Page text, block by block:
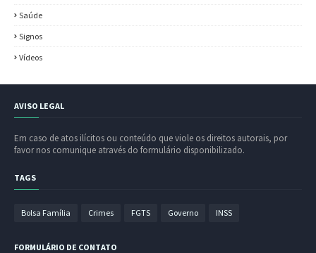
Saúde
Signos
Vídeos
AVISO LEGAL
Em caso de atos ilícitos ou conteúdo que viole os direitos autorais, por
favor nos comunique através do formulário disponibilizado.
TAGS
Bolsa Família Crimes FGTS Governo INSS
FORMULÁRIO DE CONTATO